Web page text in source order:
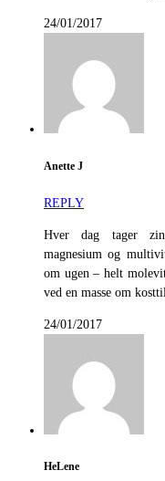
24/01/2017
Anette J
REPLY
Hver dag tager
magnesium og
om ugen – helt
ved en masse om
24/01/2017
HeLene